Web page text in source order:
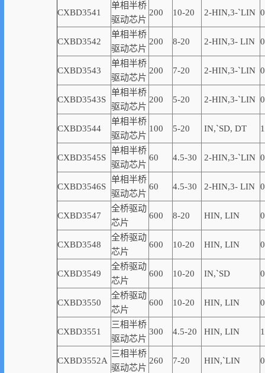
CXBD3541
单相半桥
驱动芯片
200 10-20 2-HIN,3-`LIN
CXBD3542
单相半桥
驱动芯片
200 8-20 2-HIN,3- LIN
CXBD3543
单相半桥
驱动芯片
200 7-20 2-HIN,3-`LIN
CXBD3543S
单相半桥
驱动芯片
200 5-20 2-HIN,3-`LIN
CXBD3544
单相半桥
驱动芯片
100 5-20 IN,`SD, DT
CXBD3545S
单相半桥
驱动芯片
60 4.5-30 2-HIN,3-`LIN
CXBD3546S
单相半桥
驱动芯片
60 4.5-30 2-HIN,3- LIN
CXBD3547
全桥驱动
芯片
600 8-20 HIN, LIN
CXBD3548
全桥驱动
芯片
600 10-20 HIN, LIN
CXBD3549
全桥驱动
芯片
600 10-20 IN,`SD
CXBD3550
全桥驱动
芯片
600 10-20 HIN, LIN
CXBD3551
三相半桥
驱动芯片
300 4.5-20 HIN, LIN
CXBD3552A
三相半桥
驱动芯片
260 7-20 HIN,`LIN